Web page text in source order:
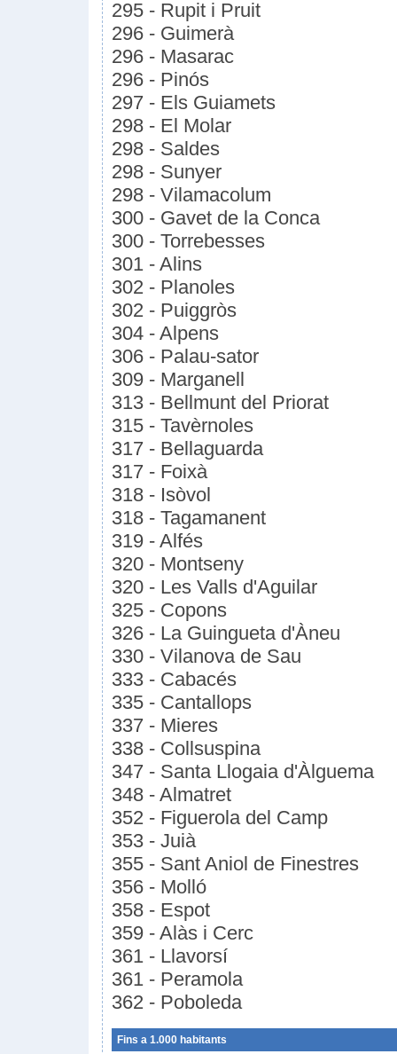
295 - Rupit i Pruit
296 - Guimerà
296 - Masarac
296 - Pinós
297 - Els Guiamets
298 - El Molar
298 - Saldes
298 - Sunyer
298 - Vilamacolum
300 - Gavet de la Conca
300 - Torrebesses
301 - Alins
302 - Planoles
302 - Puiggròs
304 - Alpens
306 - Palau-sator
309 - Marganell
313 - Bellmunt del Priorat
315 - Tavèrnoles
317 - Bellaguarda
317 - Foixà
318 - Isòvol
318 - Tagamanent
319 - Alfés
320 - Montseny
320 - Les Valls d'Aguilar
325 - Copons
326 - La Guingueta d'Àneu
330 - Vilanova de Sau
333 - Cabacés
335 - Cantallops
337 - Mieres
338 - Collsuspina
347 - Santa Llogaia d'Àlguema
348 - Almatret
352 - Figuerola del Camp
353 - Juià
355 - Sant Aniol de Finestres
356 - Molló
358 - Espot
359 - Alàs i Cerc
361 - Llavorsí
361 - Peramola
362 - Poboleda
Fins a 1.000 habitants